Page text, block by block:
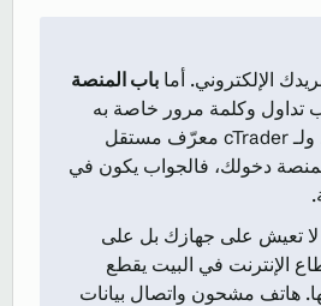
الإلكتروني. أما باب المنصة
تداول وكلمة مرور خاصة به
داخل MT4 أو MT5، ولـ cTrader معرّف مستقل
دخولك، فالجواب يكون في
لا تعيش على جهازك بل على
الإنترنت في البيت يقطع
هاتف مشحون واتصال بيانات